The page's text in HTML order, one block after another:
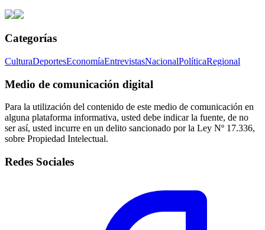
Categorías
CulturaDeportesEconomíaEntrevistasNacionalPolíticaRegional
Medio de comunicación digital
Para la utilización del contenido de este medio de comunicación en
alguna plataforma informativa, usted debe indicar la fuente, de no
ser así, usted incurre en un delito sancionado por la Ley Nº 17.336,
sobre Propiedad Intelectual.
Redes Sociales